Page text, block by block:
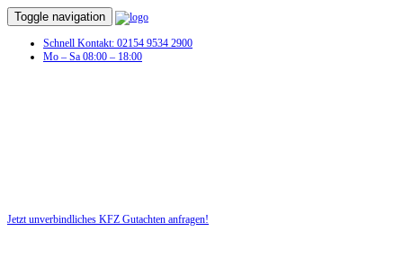
Toggle navigation
Schnell Kontakt: 02154 9534 2900
Mo – Sa 08:00 – 18:00
Jetzt unverbindliches KFZ Gutachten anfragen!